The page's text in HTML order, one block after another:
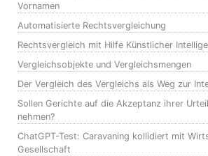
Vornamen
Automatisierte Rechtsvergleichung
Rechtsvergleich mit Hilfe Künstlicher
Vergleichsobjekte und Vergleichsmengen
Der Vergleich des Vergleichs als Weg zur
Sollen Gerichte auf die Akzeptanz ihrer
nehmen?
ChatGPT-Test: Caravaning kollidiert mit
Gesellschaft